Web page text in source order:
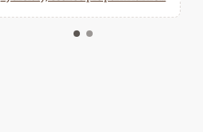
Kalendář událostí
Odebírejte náš newsletter